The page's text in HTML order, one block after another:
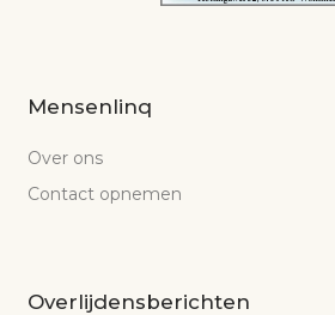
Mensenlinq
Over ons
Contact opnemen
Overlijdensberichten